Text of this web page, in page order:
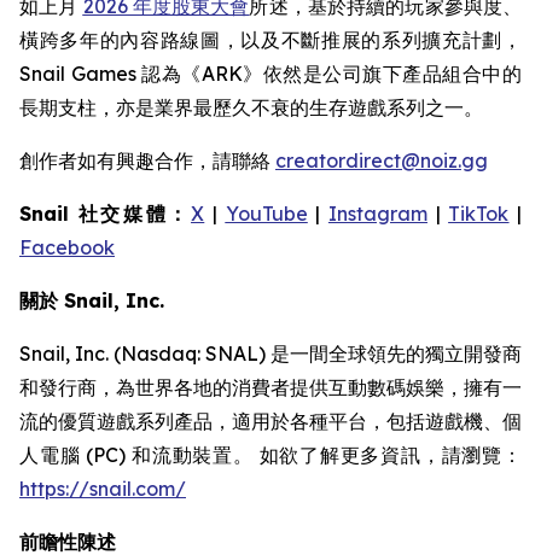
如上月 2026 年度股東大會所述，基於持續的玩家參與度、
橫跨多年的內容路線圖，以及不斷推展的系列擴充計劃，
Snail Games 認為《ARK》依然是公司旗下產品組合中的
長期支柱，亦是業界最歷久不衰的生存遊戲系列之一。
創作者如有興趣合作，請聯絡 creatordirect@noiz.gg
Snail 社交媒體：X | YouTube | Instagram| TikTok |
Facebook
關於 Snail, Inc.
Snail, Inc. (Nasdaq: SNAL) 是一間全球領先的獨立開發商
和發行商，為世界各地的消費者提供互動數碼娛樂，擁有一
流的優質遊戲系列產品，適用於各種平台，包括遊戲機、個
人電腦 (PC) 和流動裝置。 如欲了解更多資訊，請瀏覽：
https://snail.com/
前瞻性陳述